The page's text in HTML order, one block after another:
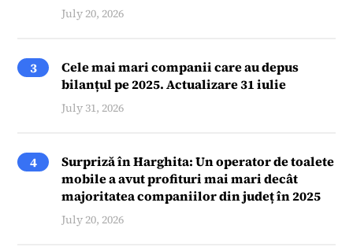
July 20, 2026
3
Cele mai mari companii care au depus
bilanțul pe 2025. Actualizare 31 iulie
July 31, 2026
4
Surpriză în Harghita: Un operator de toalete
mobile a avut profituri mai mari decât
majoritatea companiilor din județ în 2025
July 20, 2026